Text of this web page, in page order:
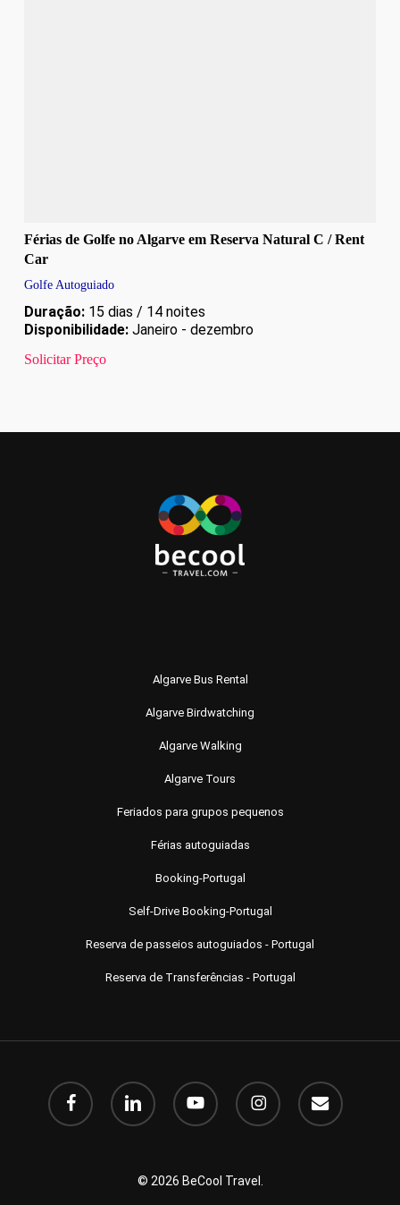
Férias de Golfe no Algarve em Reserva Natural C / Rent
Car
Golfe Autoguiado
Duração:15 dias / 14 noites
Disponibilidade:Janeiro - dezembro
Solicitar Preço
Algarve Bus Rental
Algarve Birdwatching
Algarve Walking
Algarve Tours
Feriados para grupos pequenos
Férias autoguiadas
Booking-Portugal
Self-Drive Booking-Portugal
Reserva de passeios autoguiados - Portugal
Reserva de Transferências - Portugal
Facebook LinkedIn YouTube Instagram
o
email
© 2026 BeCool Travel.